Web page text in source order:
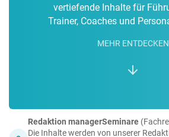
vertiefende Inhalte für
Trainer, Coaches und
MEHR ENTDECKEN
Redaktion managerSeminare
Die Inhalte werden von unserer